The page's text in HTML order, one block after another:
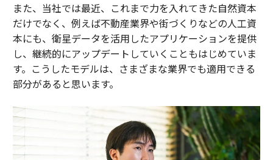
また、当社では最近、これまで力を入れてきた自然資本
だけでなく、例えば不動産業界や街づくりなどの人工資
本にも、衛星データを活用したアプリケーションを提供
し、継続的にアップデートしていくこともはじめていま
す。こうしたモデルは、さまざまな業界でも適用できる
部分があると思います。